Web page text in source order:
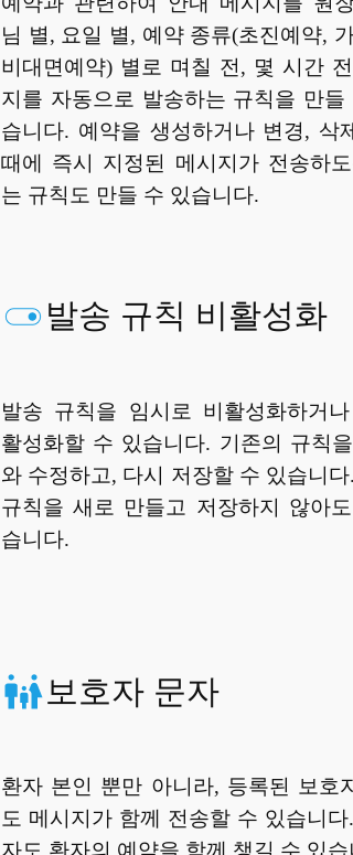
님 별, 요일 별, 예약 종류(초진예약,
비대면예약) 별로 며칠 전, 몇 시간 전
지를 자동으로 발송하는 규칙을 만들
습니다. 예약을 생성하거나 변경, 삭
때에 즉시 지정된 메시지가 전송하
는 규칙도 만들 수 있습니다.
발송 규칙 비활성화
발송 규칙을 임시로 비활성화하거나
활성화할 수 있습니다. 기존의 규칙
와 수정하고, 다시 저장할 수 있습니다
규칙을 새로 만들고 저장하지 않아
습니다.
보호자 문자
환자 본인 뿐만 아니라, 등록된 보호
도 메시지가 함께 전송할 수 있습니다